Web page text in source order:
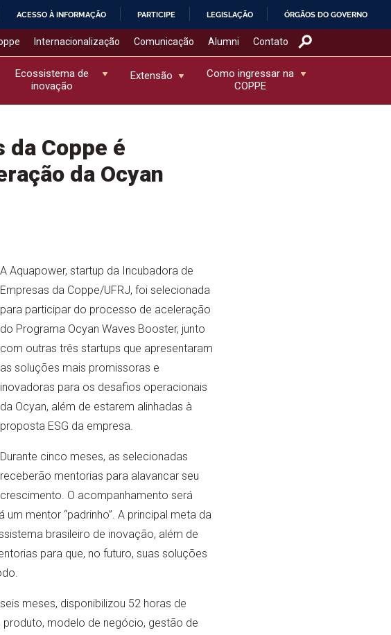
ACESSO À INFORMAÇÃO PARTICIPE LEGISLAÇÃO ÓRGÃOS DO GOVERNO
Internacionalização Comunicação Alumni Contato
Ecossistema de
inovação
Extensão
Como ingressar na
COPPE
da Coppe é
da Ocyan
A Aquapower, startup da Incubadora de
Empresas da Coppe/UFRJ, foi selecionada
para participar do processo de aceleração
do Programa Ocyan Waves Booster, junto
com outras três startups que apresentaram
as soluções mais promissoras e
inovadoras para os desafios operacionais
da Ocyan, além de estarem alinhadas à
proposta ESG da empresa.
Durante cinco meses, as selecionadas
receberão mentorias para alavancar seu
crescimento. O acompanhamento será
mentor “padrinho”. A principal meta da
brasileiro de inovação, além de
para que, no futuro, suas soluções
meses, disponibilizou 52 horas de
modelo de negócio, gestão de